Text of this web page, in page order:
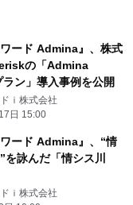
ワード Admina』、株式
の「Admina
ン」導入事例を公開
ｉ株式会社
日 15:00
ワード Admina』、“情
を詠んだ「情シス川
ｉ株式会社